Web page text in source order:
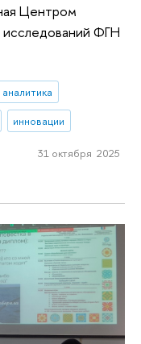
Центром
исследований ФГН
инновации
31 октября 2025